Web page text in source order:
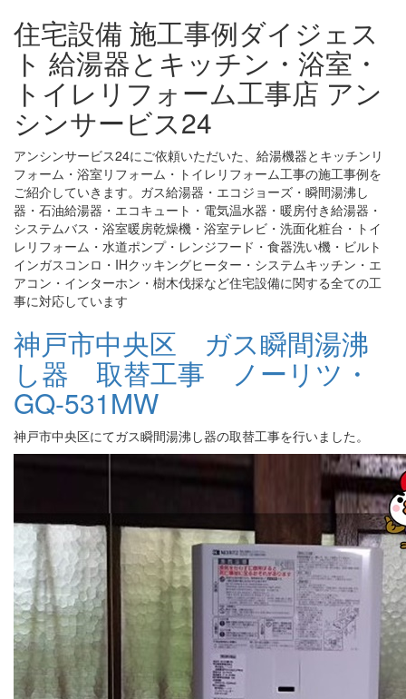
住宅設備 施工事例ダイジェス
ト 給湯器とキッチン・浴室・
トイレリフォーム工事店 アン
シンサービス24
アンシンサービス24にご依頼いただいた、給湯機器とキッチンリ
フォーム・浴室リフォーム・トイレリフォーム工事の施工事例を
ご紹介していきます。ガス給湯器・エコジョーズ・瞬間湯沸し
器・石油給湯器・エコキュート・電気温水器・暖房付き給湯器・
システムバス・浴室暖房乾燥機・浴室テレビ・洗面化粧台・トイ
レリフォーム・水道ポンプ・レンジフード・食器洗い機・ビルト
インガスコンロ・IHクッキングヒーター・システムキッチン・エ
アコン・インターホン・樹木伐採など住宅設備に関する全ての工
事に対応しています
神戸市中央区 ガス瞬間湯沸
し器 取替工事 ノーリツ・
GQ-531MW
神戸市中央区にてガス瞬間湯沸し器の取替工事を行いました。